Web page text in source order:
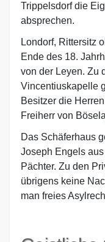
Trippelsdorf die
absprechen.
Londorf, Rittersitz
Ende des 18.
von der Leyen. Zu
Vincentiuskapelle
Besitzer die
Freiherr von
Das Schäferhaus
Joseph Engels
Pächter. Zu den
übrigens keine
man freies